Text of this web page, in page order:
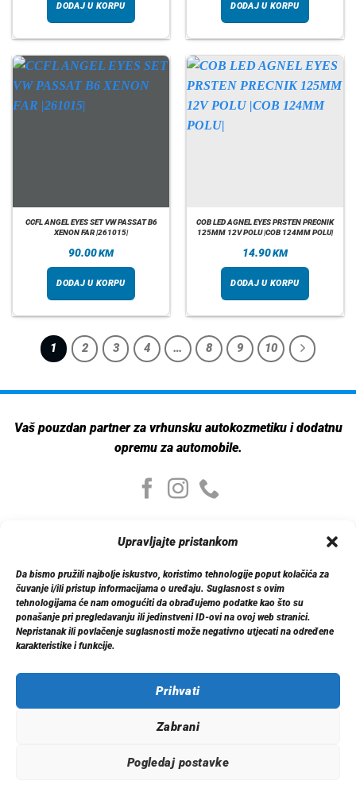
Upravljajte pristankom
Da bismo pružili najbolje iskustvo, koristimo tehnologije poput kolačića za
čuvanje i/ili pristup informacijama o uređaju. Suglasnost s ovim
tehnologijama će nam omogućiti da obrađujemo podatke kao što su
ponašanje pri pregledavanju ili jedinstveni ID-ovi na ovoj web stranici.
Nepristanak ili povlačenje suglasnosti može negativno utjecati na određene
karakteristike i funkcije.
Prihvati
Zabrani
Pogledaj postavke
DODAJ U KORPU DODAJ U KORPU
CCFL ANGEL EYES SET VW PASSAT B6
XENON FAR |261015|
90.00KM
DODAJ U KORPU
COB LED AGNEL EYES PRSTEN PRECNIK
125MM 12V POLU |COB 124MM POLU|
14.90KM
DODAJ U KORPU
1 2 3 4 … 8 9 10
Vaš pouzdan partner za vrhunsku autokozmetiku i dodatnu
opremu za automobile.
Moj nalog
Moj nalog
Moje narudžbe
Detalji računa
Log out
Informacije
Politika privatnosti